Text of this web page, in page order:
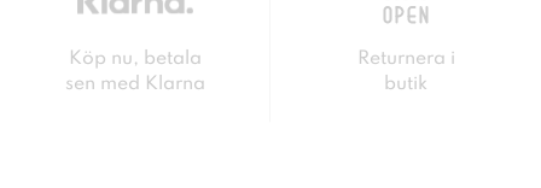
Köp nu, betala
sen med Klarna
Returnera i
butik